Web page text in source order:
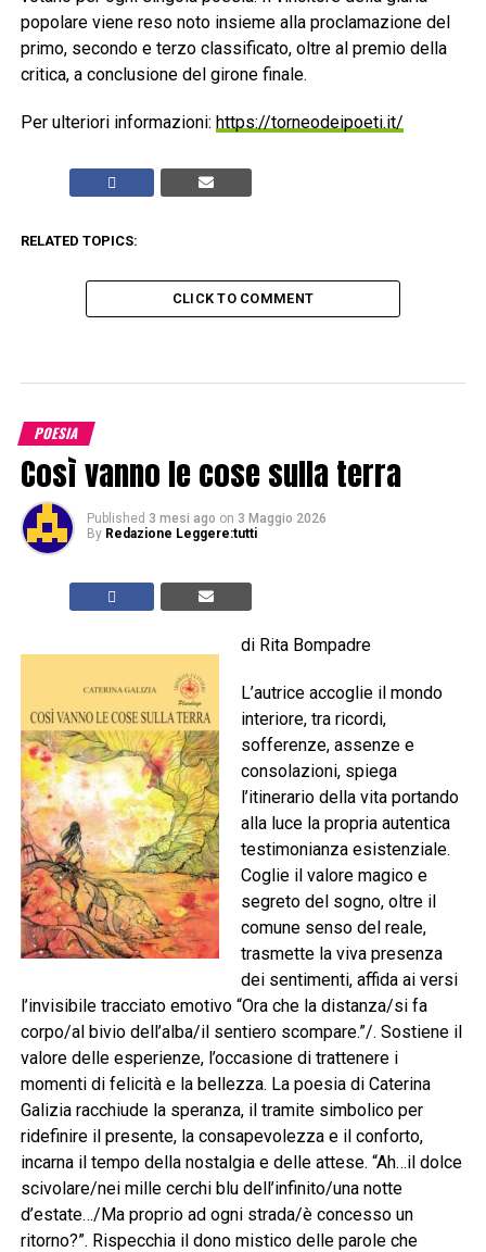
popolare viene reso noto insieme alla proclamazione del
primo, secondo e terzo classificato, oltre al premio della
critica, a conclusione del girone finale.
Per ulteriori informazioni: https://torneodeipoeti.it/
RELATED TOPICS:
CLICK TO COMMENT
POESIA
Così vanno le cose sulla terra
Published 3 mesi ago on 3 Maggio 2026
By Redazione Leggere:tutti
di Rita Bompadre
L’autrice accoglie il mondo
interiore, tra ricordi,
sofferenze, assenze e
consolazioni, spiega
l’itinerario della vita portando
alla luce la propria autentica
testimonianza esistenziale.
Coglie il valore magico e
segreto del sogno, oltre il
comune senso del reale,
trasmette la viva presenza
dei sentimenti, affida ai versi
l’invisibile tracciato emotivo “Ora che la distanza/si fa
corpo/al bivio dell’alba/il sentiero scompare.”/. Sostiene il
valore delle esperienze, l’occasione di trattenere i
momenti di felicità e la bellezza. La poesia di Caterina
Galizia racchiude la speranza, il tramite simbolico per
ridefinire il presente, la consapevolezza e il conforto,
incarna il tempo della nostalgia e delle attese. “Ah…il dolce
scivolare/nei mille cerchi blu dell’infinito/una notte
d’estate…/Ma proprio ad ogni strada/è concesso un
ritorno?”. Rispecchia il dono mistico delle parole che